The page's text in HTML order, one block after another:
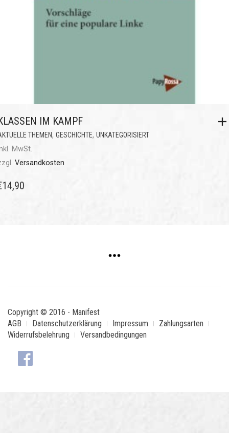
IM KAMPF
THEMEN, GESCHICHTE, UNKATEGORISIERT
MwSt.
Versandkosten
14,90
Copyright © 2016 - Manifest
AGB
Datenschutzerklärung Impressum
Zahlungsarten
Widerrufsbelehrung
Versandbedingungen